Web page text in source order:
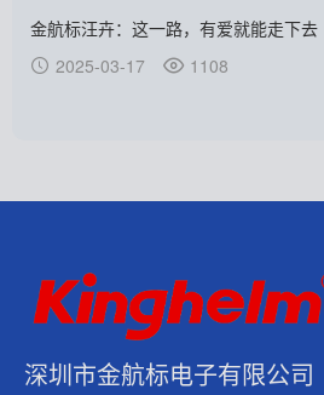
金航标汪卉：这一路，有爱就能走下去
2025-03-17
1108
深圳市金航标电子有限公司